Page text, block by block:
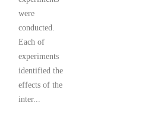
were
conducted.
Each of
experiments
identified the
effects of the
inter...